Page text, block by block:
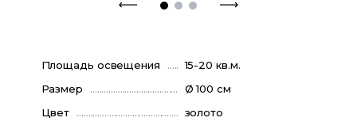
Площадь освещения
15-20 кв.м.
Размер
Ø 100 см
Цвет
золото